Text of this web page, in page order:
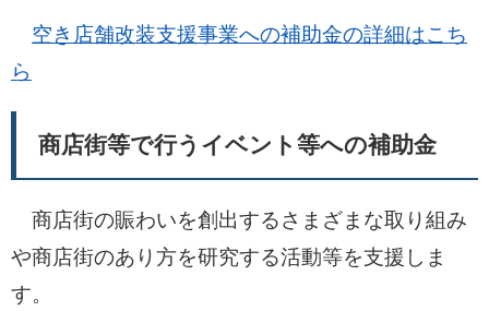
空き店舗改装支援事業への補助金の詳細はこち
ら
商店街等で行うイベント等への補助金
商店街の賑わいを創出するさまざまな取り組み
や商店街のあり方を研究する活動等を支援しま
す。